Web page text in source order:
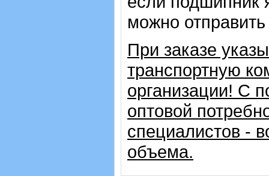
можно
При заказе
транспортную
организации! С
оптовой
специалистов -
объема.